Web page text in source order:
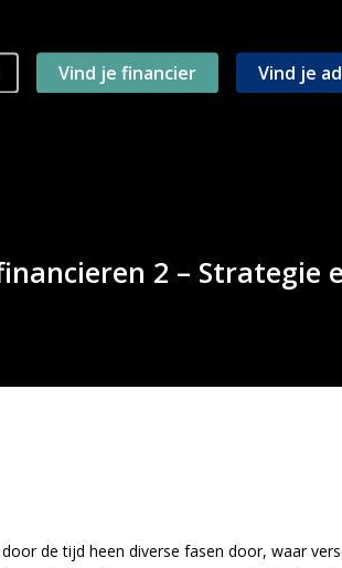
Vind je financier Vind je
2 – Strategie
de tijd heen diverse fasen door, waar